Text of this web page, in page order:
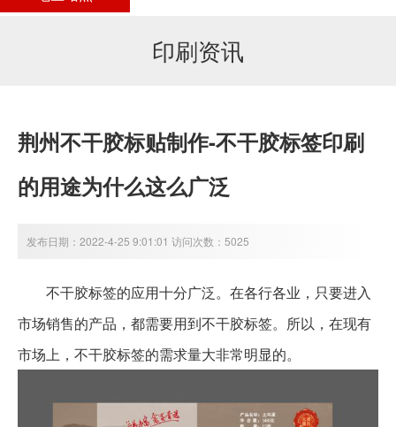
印刷资讯
荆州不干胶标贴制作-不干胶标签印刷
的用途为什么这么广泛
发布日期：2022-4-25 9:01:01 访问次数：5025
不干胶标签的应用十分广泛。在各行各业，只要进入
市场销售的产品，都需要用到不干胶标签。所以，在现有
市场上，不干胶标签的需求量大非常明显的。